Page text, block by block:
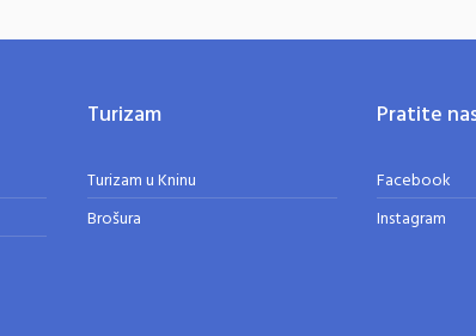
Turizam
Turizam u Kninu
Brošura
Pratite
Facebook
Instagram